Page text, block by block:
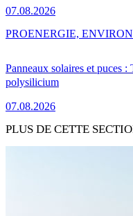
07.08.2026
Panneaux solaires et puces
polysilicium
07.08.2026
PROENERGIE,
PLUS DE CETTE